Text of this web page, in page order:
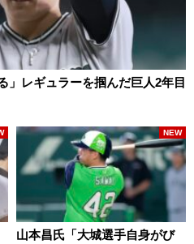
」レギュラーを掴んだ巨人2年目
山本昌氏「大城選手自身がび
NEW